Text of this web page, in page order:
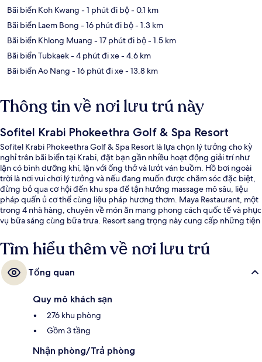
Bãi biển Koh Kwang - 1 phút đi bộ- 0.1 km
Bãi biển Laem Bong - 16 phút đi bộ- 1.3 km
Bãi biển Khlong Muang - 17 phút đi bộ- 1.5 km
Bãi biển Tubkaek- 4 phút đi xe- 4.6 km
Bãi biển Ao Nang - 16 phút đi xe- 13.8 km
Thông tin về nơi lưu trú này
Sofitel Krabi Phokeethra Golf & Spa Resort
Sofitel Krabi Phokeethra Golf & Spa Resort là lựa chọn lý tưởng cho kỳ
nghỉ trên bãi biển tại Krabi, đặt bạn gần nhiều hoạt động giải trí như
lặn có bình dưỡng khí, lặn với ống thở và lướt ván buồm. Hồ bơi ngoài
trời là nơi vui chơi lý tưởng và nếu đang muốn được chăm sóc đặc biệt,
đừng bỏ qua cơ hội đến khu spa để tận hưởng massage mô sâu, liệu
pháp quấn ủ cơ thể cùng liệu pháp hương thơm. Maya Restaurant, một
trong 4 nhà hàng, chuyên về món ăn mang phong cách quốc tế và phục
vụ bữa sáng cùng bữa trưa. Resort sang trọng này cung cấp những tiện
em miễn phí. Du khách đánh giá cao hồ bơi và nhân viên nhiệt tình.
Tìm hiểu thêm về nơi lưu trú
Tổng quan
Quy mô khách sạn
276 khu phòng
Gồm 3 tầng
Nhận phòng/Trả phòng